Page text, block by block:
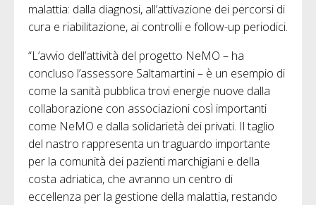
malattia: dalla diagnosi, all’attivazione dei percorsi di
cura e riabilitazione, ai controlli e follow-up periodici.
“L’avvio dell’attività del progetto NeMO – ha
concluso l’assessore Saltamartini – è un esempio di
come la sanità pubblica trovi energie nuove dalla
collaborazione con associazioni così importanti
come NeMO e dalla solidarietà dei privati. Il taglio
del nastro rappresenta un traguardo importante
per la comunità dei pazienti marchigiani e della
costa adriatica, che avranno un centro di
eccellenza per la gestione della malattia, restando